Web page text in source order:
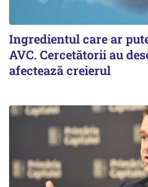
Ingredientul care ar
AVC. Cercetătorii au
afectează creierul